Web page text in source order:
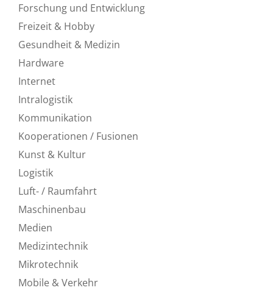
Forschung und Entwicklung
Freizeit & Hobby
Gesundheit & Medizin
Hardware
Internet
Intralogistik
Kommunikation
Kooperationen / Fusionen
Kunst & Kultur
Logistik
Luft- / Raumfahrt
Maschinenbau
Medien
Medizintechnik
Mikrotechnik
Mobile & Verkehr